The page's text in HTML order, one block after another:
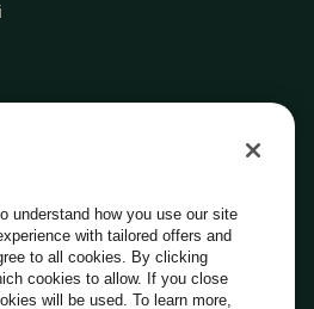
Italiano
understand how you use our site
with tailored offers and
to all cookies. By clicking
cookies to allow. If you close
will be used. To learn more,